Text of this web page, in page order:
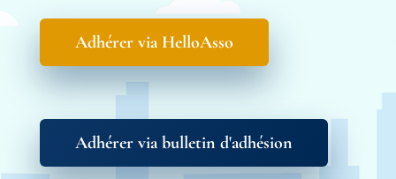
Adhérer via HelloAsso
Adhérer via bulletin d'adhésion